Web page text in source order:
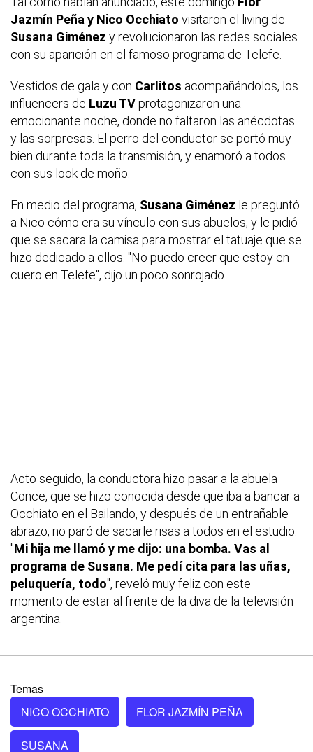
Jazmín Peña y Nico Occhiato visitaron el living de
Susana Giménez y revolucionaron las redes sociales
con su aparición en el famoso programa de Telefe.
Vestidos de gala y con Carlitos acompañándolos, los
influencers de Luzu TVprotagonizaron una
emocionante noche, donde no faltaron las anécdotas
y las sorpresas. El perro del conductor se portó muy
bien durante toda la transmisión, y enamoró a todos
con sus look de moño.
En medio del programa, Susana Giménez le preguntó
a Nico cómo era su vínculo con sus abuelos, y le pidió
que se sacara la camisa para mostrar el tatuaje que se
hizo dedicado a ellos. "No puedo creer que estoy en
cuero en Telefe", dijo un poco sonrojado.
Acto seguido, la conductora hizo pasar a la abuela
Conce, que se hizo conocida desde que iba a bancar a
Occhiato en el Bailando, y después de un entrañable
abrazo, no paró de sacarle risas a todos en el estudio.
"Mi hija me llamó y me dijo: una bomba. Vas al
programa de Susana. Me pedí cita para las uñas,
peluquería, todo", reveló muy feliz con este
momento de estar al frente de la diva de la televisión
argentina.
Temas
NICO OCCHIATO
FLOR JAZMÍN PEÑA
SUSANA